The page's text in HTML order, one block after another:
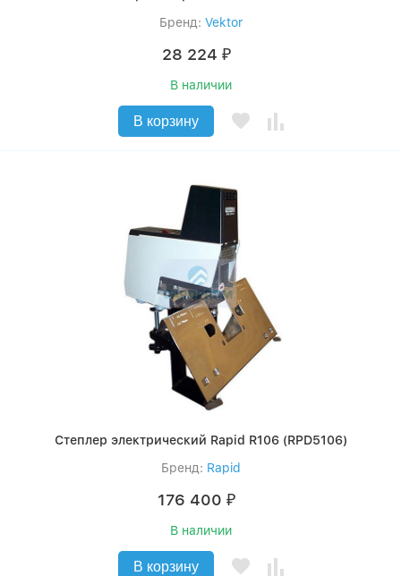
Бренд: Vektor
28 224 ₽
В наличии
В корзину
Степлер электрический Rapid R106 (RPD5106)
Бренд: Rapid
176 400 ₽
В наличии
В корзину